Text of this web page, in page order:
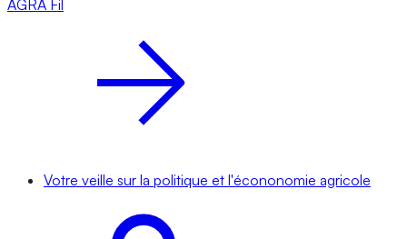
AGRA Fil
Votre veille sur la politique et l'écononomie agricole